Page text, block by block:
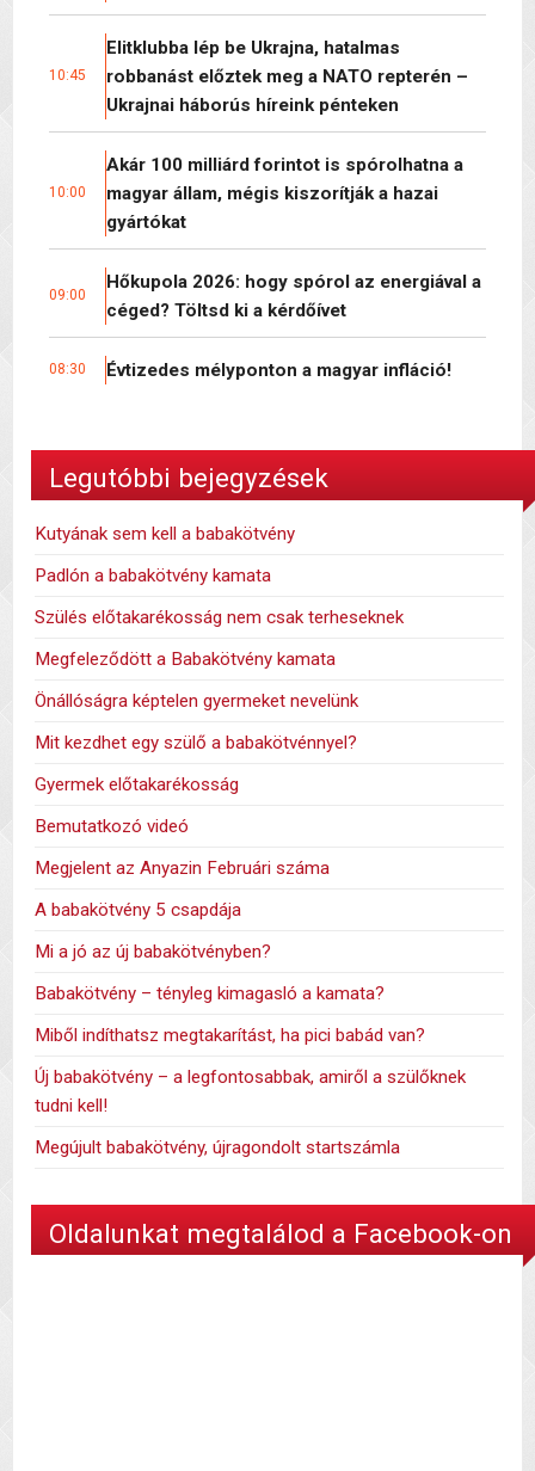
10:45
Elitklubba lép be Ukrajna, hatalmas
robbanást előztek meg a NATO repterén –
Ukrajnai háborús híreink pénteken
10:00
Akár 100 milliárd forintot is spórolhatna a
magyar állam, mégis kiszorítják a hazai
gyártókat
09:00
Hőkupola 2026: hogy spórol az energiával a
céged? Töltsd ki a kérdőívet
08:30 Évtizedes mélyponton a magyar infláció!
Legutóbbi bejegyzések
Kutyának sem kell a babakötvény
Padlón a babakötvény kamata
Szülés előtakarékosság nem csak terheseknek
Megfeleződött a Babakötvény kamata
Önállóságra képtelen gyermeket nevelünk
Mit kezdhet egy szülő a babakötvénnyel?
Gyermek előtakarékosság
Bemutatkozó videó
Megjelent az Anyazin Februári száma
A babakötvény 5 csapdája
Mi a jó az új babakötvényben?
Babakötvény – tényleg kimagasló a kamata?
Miből indíthatsz megtakarítást, ha pici babád van?
Új babakötvény – a legfontosabbak, amiről a szülőknek
tudni kell!
Megújult babakötvény, újragondolt startszámla
Oldalunkat megtalálod a Facebook-on